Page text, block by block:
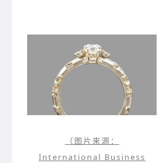
（图片来源：
International Business